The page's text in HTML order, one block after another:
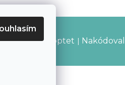
Vytvořil Shoptet |